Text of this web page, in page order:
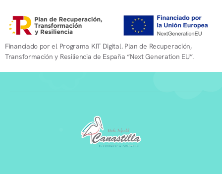
Financiado por el Programa KIT Digital. Plan de Recuperación,
Transformación y Resiliencia de España “Next Generation EU”.